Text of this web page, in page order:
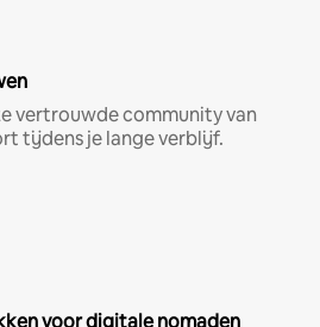
vertrouwde community van
tijdens je lange verblijf.